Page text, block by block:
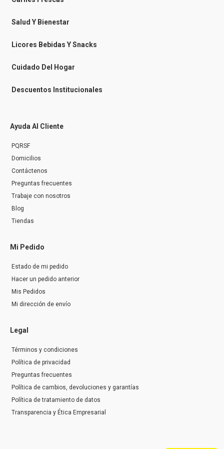
s
s
n
g
r
Salud Y Bienestar
Licores Bebidas Y Snacks
Cuidado Del Hogar
Descuentos Institucionales
Ayuda Al Cliente
PQRSF
Domicilios
Contáctenos
Preguntas frecuentes
Trabaje con nosotros
Blog
Tiendas
Mi Pedido
Estado de mi pedido
Hacer un pedido anterior
Mis Pedidos
Mi dirección de envío
Legal
Términos y condiciones
Política de privacidad
Preguntas frecuentes
Política de cambios, devoluciones y garantías
Política de tratamiento de datos
Transparencia y Ética Empresarial